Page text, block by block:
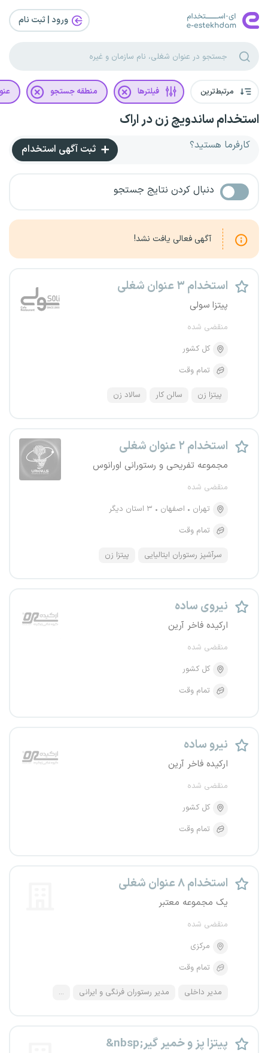
ورود | ثبت‌ نام
مرتبط‌ترین فیلترها منطقه جستجو
استخدام ساندویچ زن در اراک
کارفرما هستید؟ ثبت آگهی استخدام
دنبال کردن نتایج جستجو
آگهی فعالی یافت نشد!
استخدام ۳ عنوان شغلی
پیتزا سولی
منقضی شده
کل کشور
تمام وقت
پیتزا زن سالن کار سالاد زن
استخدام ۲ عنوان شغلی
مجموعه تفریحی و رستورانی اورانوس
منقضی شده
تهران
اصفهان
۳ استان دیگر
تمام وقت
سرآشپز رستوران ایتالیایی پیتزا زن
نیروی ساده
ارکیده فاخر آرین
منقضی شده
کل کشور
تمام وقت
نیرو ساده
ارکیده فاخر آرین
منقضی شده
کل کشور
تمام وقت
استخدام ۸ عنوان شغلی
یک مجموعه معتبر
منقضی شده
مرکزی
تمام وقت
مدیر داخلی مدیر رستوران فرنگی و ایرانی ...
&nbsp;پیتزا پز و خمیر گیر